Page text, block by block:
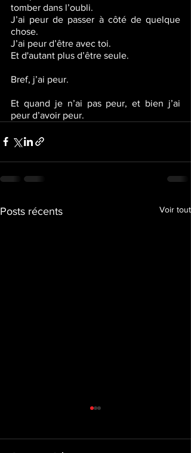
tomber dans l’oubli.
J’ai peur de passer à côté de quelque
chose.
J’ai peur d’être avec toi.
Et d'autant plus d’être seule.
Bref, j’ai peur.
Et quand je n’ai pas peur, et bien j’ai
peur d’avoir peur.
Posts récents Voir tout